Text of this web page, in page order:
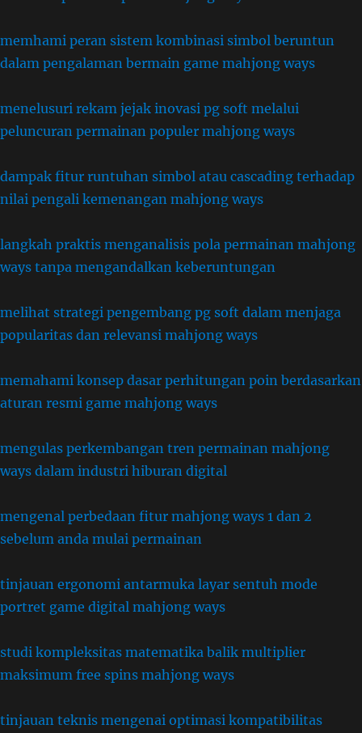
memhami peran sistem kombinasi simbol beruntun
dalam pengalaman bermain game mahjong ways
menelusuri rekam jejak inovasi pg soft melalui
peluncuran permainan populer mahjong ways
dampak fitur runtuhan simbol atau cascading terhadap
nilai pengali kemenangan mahjong ways
langkah praktis menganalisis pola permainan mahjong
ways tanpa mengandalkan keberuntungan
melihat strategi pengembang pg soft dalam menjaga
popularitas dan relevansi mahjong ways
memahami konsep dasar perhitungan poin berdasarkan
aturan resmi game mahjong ways
mengulas perkembangan tren permainan mahjong
ways dalam industri hiburan digital
mengenal perbedaan fitur mahjong ways 1 dan 2
sebelum anda mulai permainan
tinjauan ergonomi antarmuka layar sentuh mode
portret game digital mahjong ways
studi kompleksitas matematika balik multiplier
maksimum free spins mahjong ways
tinjauan teknis mengenai optimasi kompatibilitas